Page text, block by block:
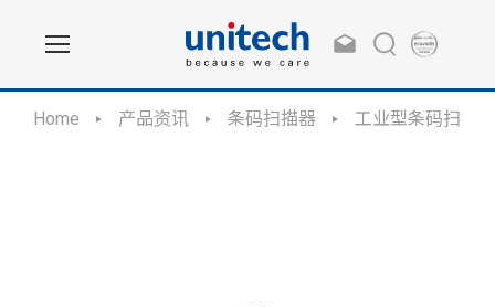
Home 产品资讯 条码扫描器 工业型条码扫描器